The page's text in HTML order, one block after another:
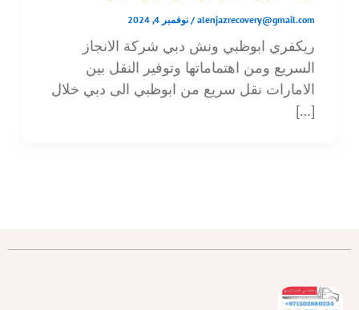
alenjazrecovery@gmail.com
/ نوفمبر 4, 2024
ريكفري ابوظبي ونش دبي شركة الانجاز
السريع ومن اهتماماتها وتوفير النقل بين
الامارات نقل سريع من ابوظبي الى دبي خلال
[…]